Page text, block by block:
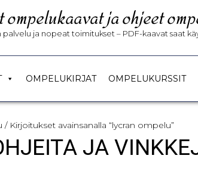
ompelukaavat ja ohjeet
ja nopeat toimitukset – PDF-kaavat saat
OMPELUKIRJAT OMPELUKURSSIT
/ Kirjoitukset avainsanalla “lycran ompelu”
JA